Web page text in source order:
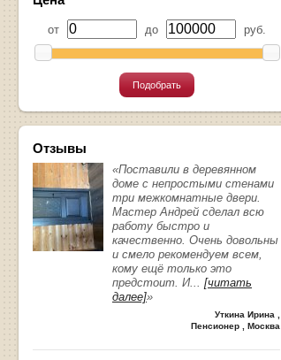
от до руб.
Подобрать
Отзывы
«Поставили в деревянном
доме с непростыми стенами
три межкомнатные двери.
Мастер Андрей сделал всю
работу быстро и
качественно. Очень довольны
и смело рекомендуем всем,
кому ещё только это
предстоит. И... [читать
далее]»
Уткина Ирина ,
Пенсионер , Москва